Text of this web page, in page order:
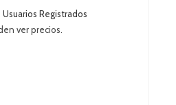
5.00
Usuarios Registrados
ver precios.